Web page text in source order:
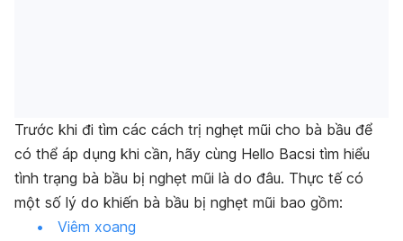
Trước khi đi tìm các cách trị nghẹt mũi cho bà bầu để
có thể áp dụng khi cần, hãy cùng Hello Bacsi tìm hiểu
tình trạng bà bầu bị nghẹt mũi là do đâu. Thực tế có
một số lý do khiến bà bầu bị nghẹt mũi bao gồm:
Viêm xoang